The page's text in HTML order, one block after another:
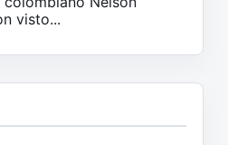
visto...